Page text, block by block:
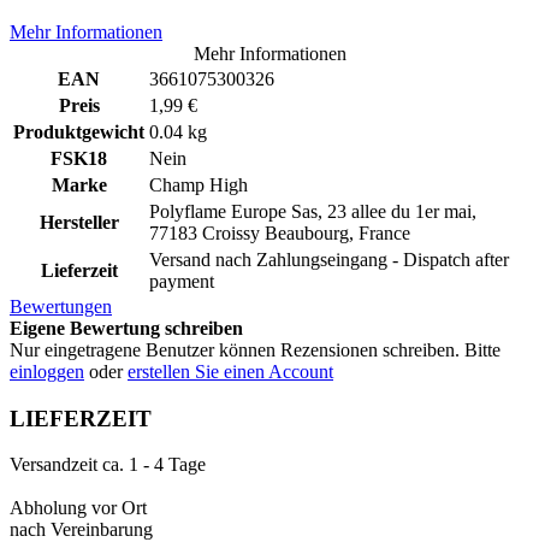
Mehr Informationen
Mehr Informationen
EAN
3661075300326
Preis
1,99 €
Produktgewicht 0.04 kg
FSK18
Nein
Marke
Champ High
Hersteller
Polyflame Europe Sas, 23 allee du 1er mai,
77183 Croissy Beaubourg, France
Lieferzeit
Versand nach Zahlungseingang - Dispatch after
payment
Bewertungen
Eigene Bewertung schreiben
Nur eingetragene Benutzer können Rezensionen schreiben. Bitte
einloggen odererstellen Sie einen Account
LIEFERZEIT
Versandzeit ca. 1 - 4 Tage
Abholung vor Ort
nach Vereinbarung